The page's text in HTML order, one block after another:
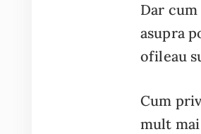
Dar
asupra
ofileau
Cum
mult